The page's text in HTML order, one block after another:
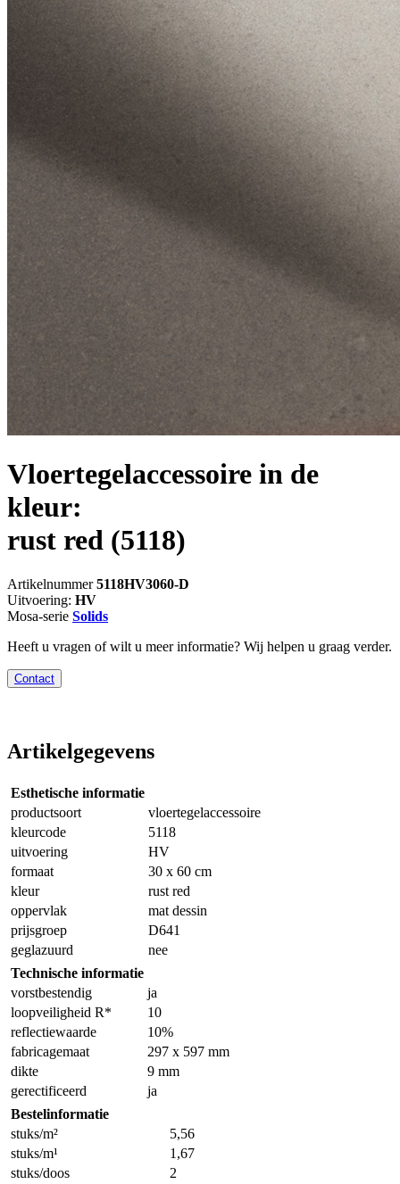
Vloertegelaccessoire in de
kleur:
rust red (5118)
Artikelnummer5118HV3060-D
Uitvoering: HV
Mosa-serie Solids
Heeft u vragen of wilt u meer informatie? Wij helpen u graag verder.
Contact
Artikelgegevens
Esthetische informatie
productsoort
vloertegelaccessoire
kleurcode
5118
uitvoering
HV
formaat
30 x 60 cm
kleur
rust red
oppervlak
mat dessin
prijsgroep
D641
geglazuurd
nee
Technische informatie
vorstbestendig
ja
loopveiligheid R*
10
reflectiewaarde
10%
fabricagemaat
297 x 597 mm
dikte
9 mm
gerectificeerd
ja
Bestelinformatie
stuks/m²
5,56
stuks/m¹
1,67
stuks/doos
2